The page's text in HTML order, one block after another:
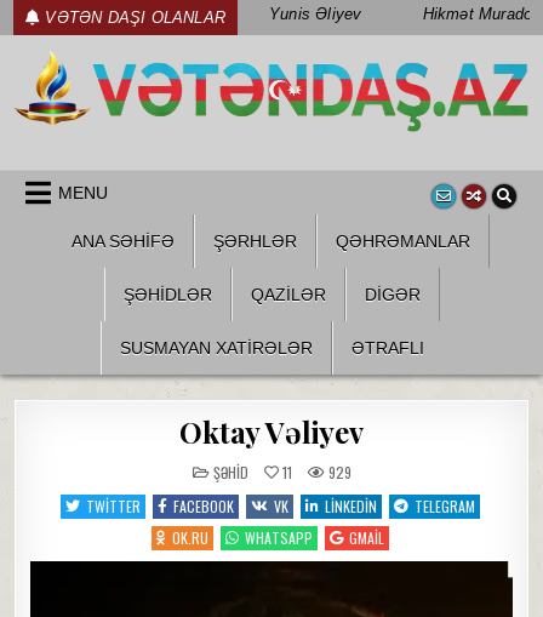
Skip
to
content
VƏTƏN DAŞI OLANLAR Yunis Əliyev Hikmət Muradov
MENU
ANA SƏHİFƏ ŞƏRHLƏR QƏHRƏMANLAR
ŞƏHIDLƏR QAZILƏR DIGƏR
SUSMAYAN XATİRƏLƏR ƏTRAFLI
Oktay Vəliyev
POSTED
IN
ŞƏHID 11
929
TWITTER
FACEBOOK VK LINKEDIN
TELEGRAM
OK.RU
WHATSAPP GMAIL